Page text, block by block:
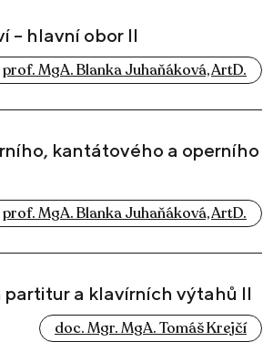
– hlavní obor II
prof. MgA. Blanka Juhaňáková, ArtD.
kantátového a operního
prof. MgA. Blanka Juhaňáková, ArtD.
partitur a klavírních výtahů II
doc. Mgr. MgA. Tomáš Krejčí